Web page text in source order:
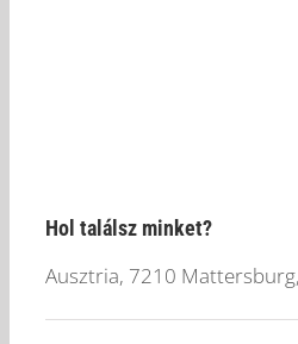
Hol találsz minket?
Ausztria, 7210